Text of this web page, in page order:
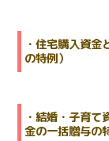
・住宅購入資
の特例）
・結婚・子育
金の一括贈与の